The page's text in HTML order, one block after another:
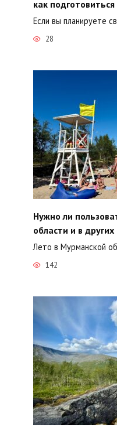
как
Если вы планируете
28
Нужно ли
области и в
Лето в Мурманской
142